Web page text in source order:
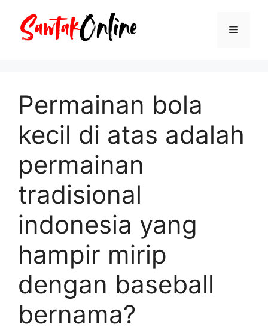
Menu
Permainan bola
kecil di atas adalah
permainan
tradisional
indonesia yang
hampir mirip
dengan baseball
bernama?